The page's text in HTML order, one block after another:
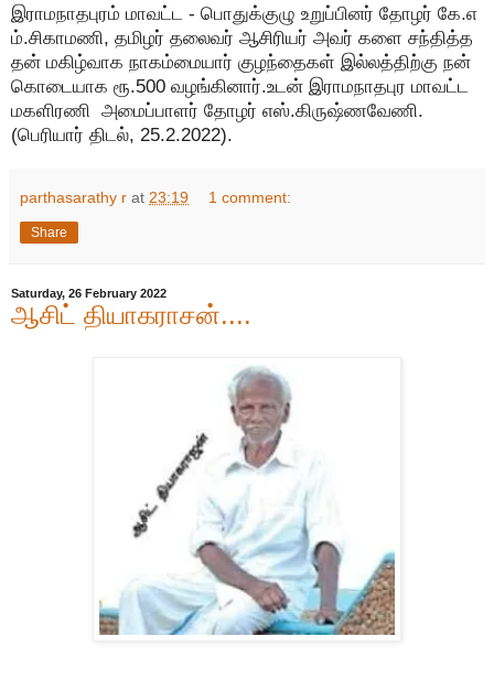
இராமநாதபுரம் மாவட்ட - பொதுக்குழு உறுப்பினர் தோழர் கே.எ
ம்.சிகாமணி, தமிழர் தலைவர் ஆசிரியர் அவர் களை சந்தித்த
தன் மகிழ்வாக நாகம்மையார் குழந்தைகள் இல்லத்திற்கு நன்
கொடையாக ரூ.500 வழங்கினார்.உடன் இராமநாதபுர மாவட்ட
மகளிரணி அமைப்பாளர் தோழர் எஸ்.கிருஷ்ணவேணி.
(பெரியார் திடல், 25.2.2022).
parthasarathy r at 23:19 1 comment:
Share
Saturday, 26 February 2022
ஆசிட் தியாகராசன்....